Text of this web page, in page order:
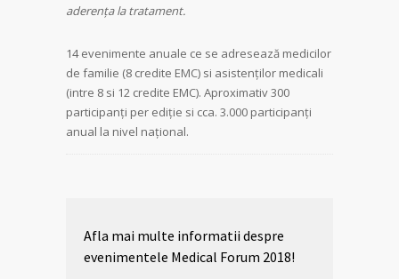
aderența la tratament.
14 evenimente anuale ce se adresează medicilor
de familie (8 credite EMC) si asistenţilor medicali
(intre 8 si 12 credite EMC). Aproximativ 300
participanţi per ediţie si cca. 3.000 participanți
anual la nivel național.
Afla mai multe informatii despre
evenimentele Medical Forum 2018!